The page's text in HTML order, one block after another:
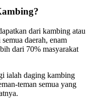
dari kambing atau
daerah, enam
dari 70% masyarakat
ialah daging kambing
teman semua yang